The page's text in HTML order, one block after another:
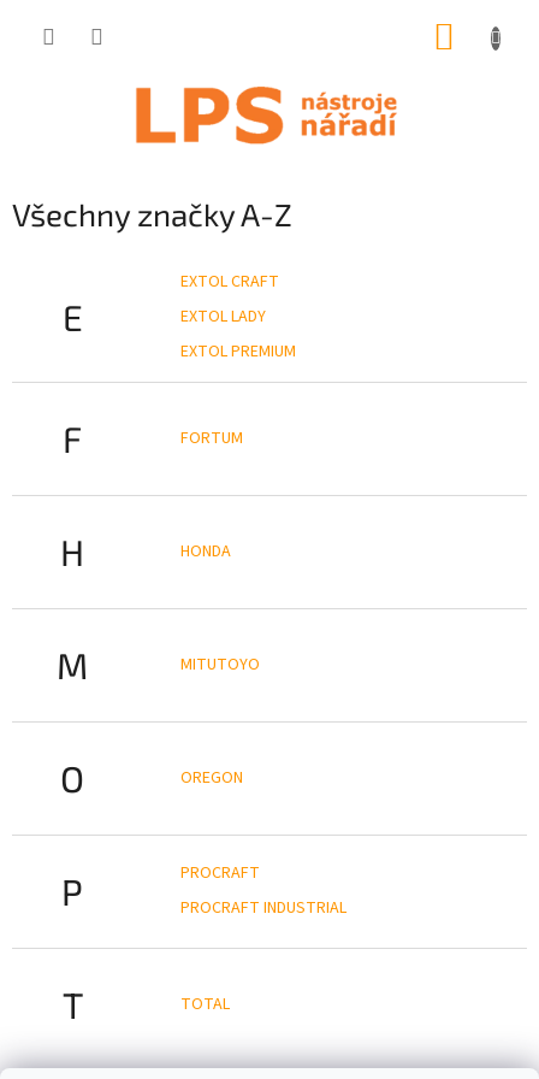
Všechny značky A-Z
E
EXTOL CRAFT
EXTOL LADY
EXTOL PREMIUM
F FORTUM
H HONDA
M MITUTOYO
O OREGON
P
PROCRAFT
PROCRAFT INDUSTRIAL
T TOTAL
Z